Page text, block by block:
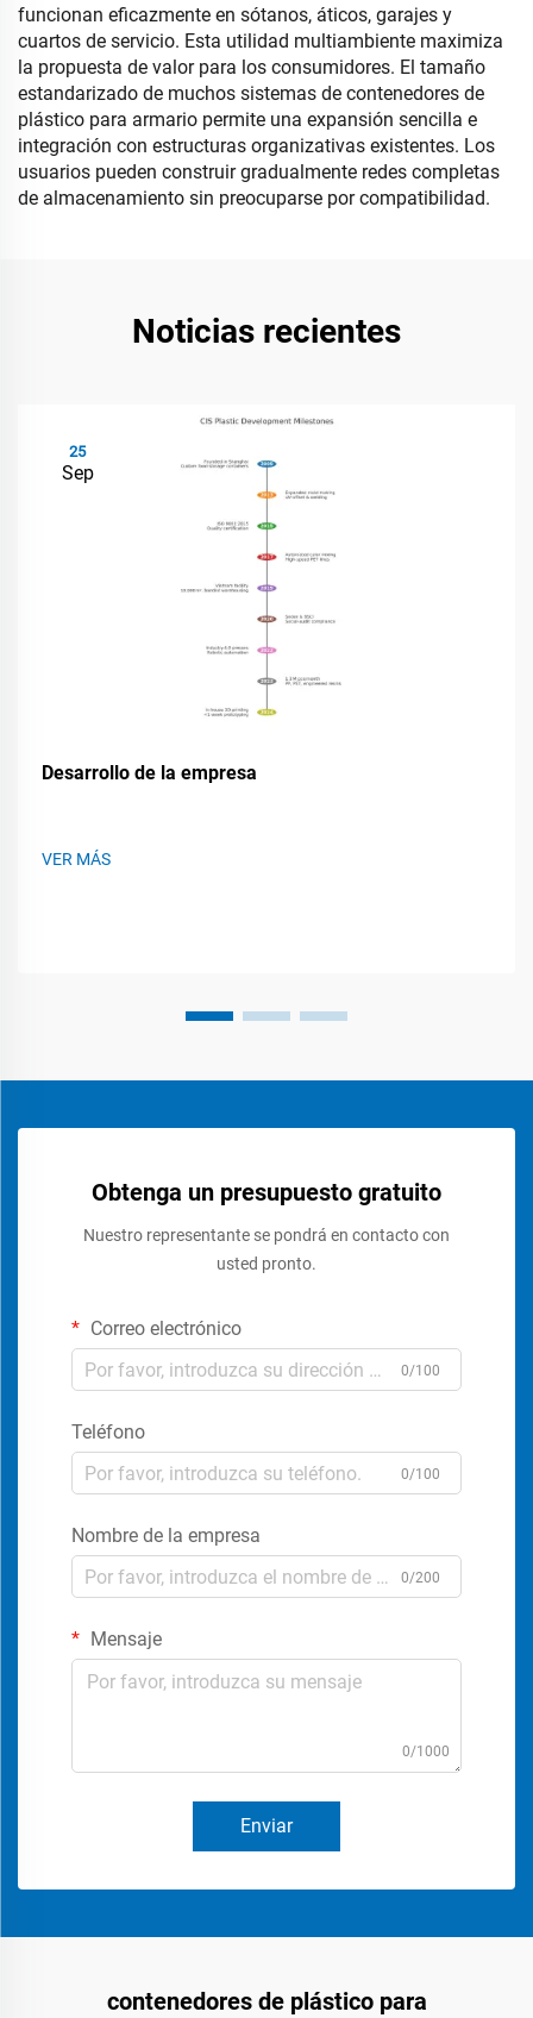
funcionan eficazmente en sótanos, áticos, garajes y
cuartos de servicio. Esta utilidad multiambiente maximiza
la propuesta de valor para los consumidores. El tamaño
estandarizado de muchos sistemas de contenedores de
plástico para armario permite una expansión sencilla e
integración con estructuras organizativas existentes. Los
usuarios pueden construir gradualmente redes completas
de almacenamiento sin preocuparse por compatibilidad.
Noticias recientes
25
Sep
Desarrollo de la empresa
VER MÁS
Obtenga un presupuesto gratuito
Nuestro representante se pondrá en contacto con
usted pronto.
Correo electrónico
0/100
Teléfono
0/100
Nombre de la empresa
0/200
Mensaje
0/1000
Enviar
contenedores de plástico para